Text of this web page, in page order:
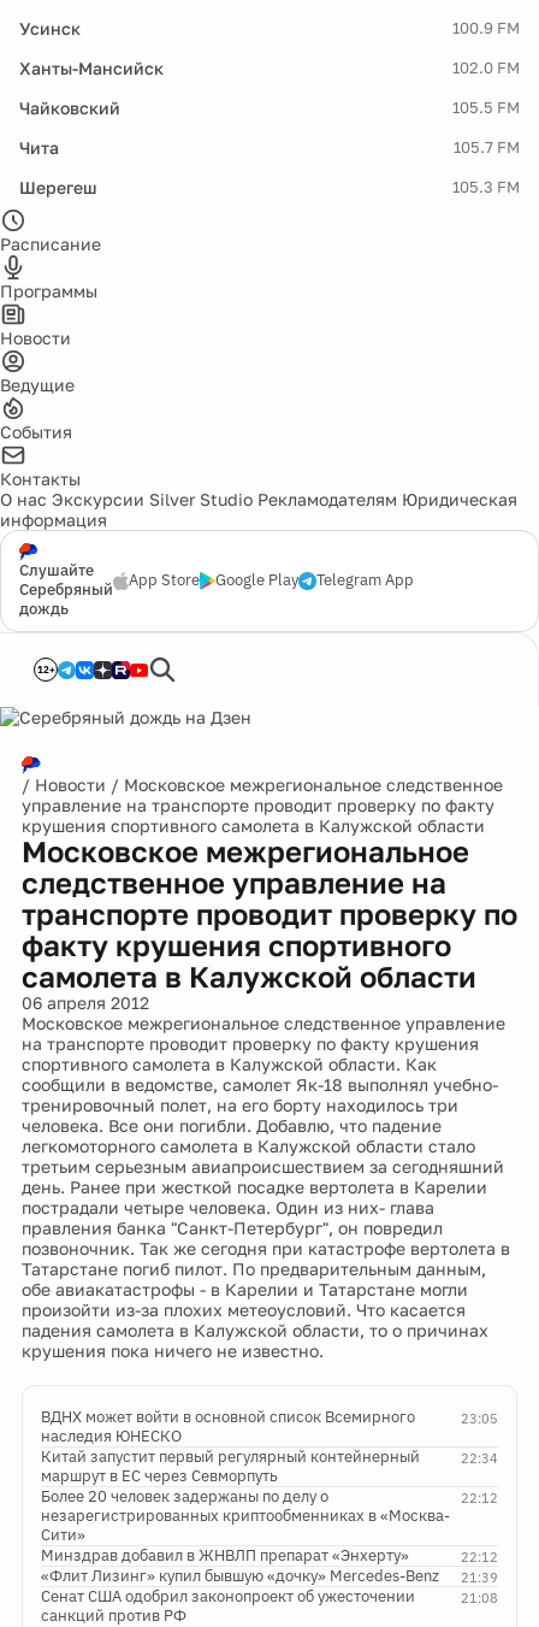
Усинск 100.9 FM
Ханты-Мансийск 102.0 FM
Чайковский 105.5 FM
Чита 105.7 FM
Шерегеш 105.3 FM
Расписание
Программы
Новости
Ведущие
События
Контакты
О нас Экскурсии Silver Studio Рекламодателям Юридическая
информация
Слушайте
Серебряный
дождь
App Store Google Play Telegram App
12+
/ Новости / Московское межрегиональное следственное
управление на транспорте проводит проверку по факту
крушения спортивного самолета в Калужской области
Московское межрегиональное
следственное управление на
транспорте проводит проверку по
факту крушения спортивного
самолета в Калужской области
06 апреля 2012
Московское межрегиональное следственное управление
на транспорте проводит проверку по факту крушения
спортивного самолета в Калужской области. Как
сообщили в ведомстве, самолет Як-18 выполнял учебно-
тренировочный полет, на его борту находилось три
человека. Все они погибли. Добавлю, что падение
легкомоторного самолета в Калужской области стало
третьим серьезным авиапроисшествием за сегодняшний
день. Ранее при жесткой посадке вертолета в Карелии
пострадали четыре человека. Один из них- глава
правления банка "Санкт-Петербург", он повредил
позвоночник. Так же сегодня при катастрофе вертолета в
Татарстане погиб пилот. По предварительным данным,
обе авиакатастрофы - в Карелии и Татарстане могли
произойти из-за плохих метеоусловий. Что касается
падения самолета в Калужской области, то о причинах
крушения пока ничего не известно.
23:05
ВДНХ может войти в основной список Всемирного
наследия ЮНЕСКО
22:34
Китай запустит первый регулярный контейнерный
маршрут в ЕС через Севморпуть
22:12
Более 20 человек задержаны по делу о
незарегистрированных криптообменниках в «Москва-
Сити»
22:12
Минздрав добавил в ЖНВЛП препарат «Энхерту»
21:39
«Флит Лизинг» купил бывшую «дочку» Mercedes-Benz
21:08
Сенат США одобрил законопроект об ужесточении
санкций против РФ